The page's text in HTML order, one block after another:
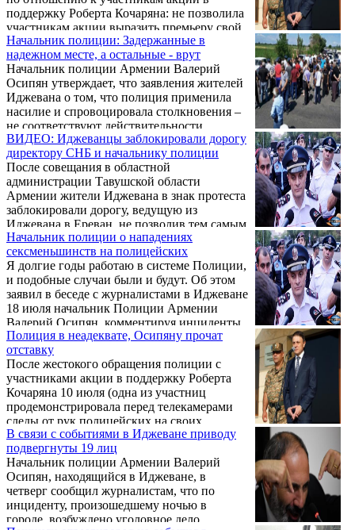
поддержку Роберта Кочаряна: не позволила
участникам акции выразить премьеру свой
протест.
Начальник полиции: Задержанные в
надежном месте, а остальные - врут
Начальник полиции Армении Валерий
Осипян утверждает, что заявления жителей
Иджевана о том, что полиция применила
насилие и спровоцировала столкновения –
не соответствуют действительности.
ВИДЕО: Иджеванцы заблокировали дорогу
директору СНБ и начальнику полиции
После совещания в областной
администрации Тавушской области
Армении жители Иджевана в знак протеста
заблокировали дорогу, ведущую из
Иджевана в Ереван, не позволив тем самым
директору Службы национальной
безопасности (СНБ) Артуру Ванецяну и
начальнику полиции Валерию Осипяну
покинуть город.
Начальник полиции о нападениях
сексменьшинств на полицейских
Я долгие годы работаю в системе Полиции,
и подобные случаи были и будут. Об этом
заявил в беседе с журналистами в Иджеване
18 июля начальник Полиции Армении
Валерий Осипян, комментируя инциденты
последнего времени, когда, к примеру,
представители сексменьшинств в
полицейском отделении применили
насилие в отношении стражей порядка, а
также оскорбили правоохранителей на
улице.
Полиция в неадеквате, Осипяну прочат
отставку
После жестокого обращения полиции с
участниками акции в поддержку Роберта
Кочаряна 10 июля (одна из участниц
продемонстрировала перед телекамерами
следы от рук полицейских на своих
предплечьях, 6 граждан подверглись
принудительному приводу в центральное
отделение) невольно вспомнился инцидент
с избиением полицейских группой граждан
нетрадиционной сексуальной ориентации.
В связи с событиями в Иджеване приводу
подвергнуты 19 лиц
Начальник полиции Армении Валерий
Осипян, находящийся в Иджеване, в
четверг сообщил журналистам, что по
инциденту, произошедшему ночью в
городе, возбуждено уголовное дело.